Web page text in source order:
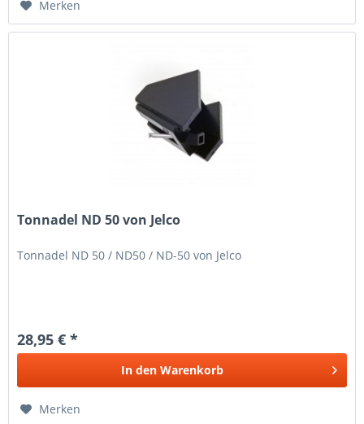
Merken
Tonnadel ND 50 von Jelco
Tonnadel ND 50 / ND50 / ND-50 von Jelco
28,95 € *
In den Warenkorb
Merken